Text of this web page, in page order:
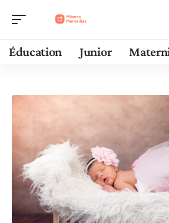
Éducation Junior